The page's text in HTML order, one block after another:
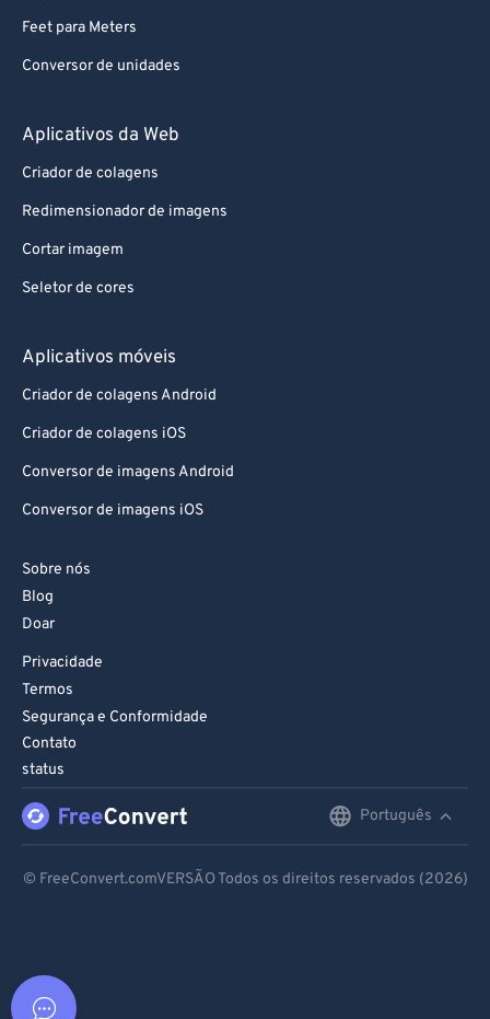
Feet para Meters
Conversor de unidades
Aplicativos da Web
Criador de colagens
Redimensionador de imagens
Cortar imagem
Seletor de cores
Aplicativos móveis
Criador de colagens Android
Criador de colagens iOS
Conversor de imagens Android
Conversor de imagens iOS
Sobre nós
Blog
Doar
Privacidade
Termos
Segurança e Conformidade
Contato
status
Português
© FreeConvert.comVERSÃO Todos os direitos reservados (2026)